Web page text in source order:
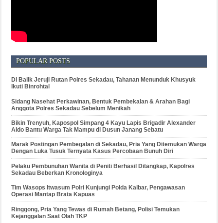
POPULAR POSTS
Di Balik Jeruji Rutan Polres Sekadau, Tahanan Menunduk Khusyuk
Ikuti Binrohtal
Sidang Nasehat Perkawinan, Bentuk Pembekalan & Arahan Bagi
Anggota Polres Sekadau Sebelum Menikah
Bikin Trenyuh, Kapospol Simpang 4 Kayu Lapis Brigadir Alexander
Aldo Bantu Warga Tak Mampu di Dusun Janang Sebatu
Marak Postingan Pembegalan di Sekadau, Pria Yang Ditemukan Warga
Dengan Luka Tusuk Ternyata Kasus Percobaan Bunuh Diri
Pelaku Pembunuhan Wanita di Peniti Berhasil Ditangkap, Kapolres
Sekadau Beberkan Kronologinya
Tim Wasops Itwasum Polri Kunjungi Polda Kalbar, Pengawasan
Operasi Mantap Brata Kapuas
Ringgong, Pria Yang Tewas di Rumah Betang, Polisi Temukan
Kejanggalan Saat Olah TKP